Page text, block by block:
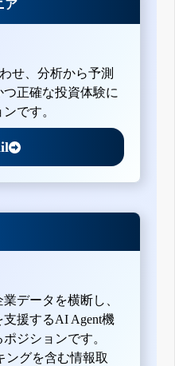
ア
せ、分析から予測
正確な投資体験に
です。
データを横断し、
援するAI Agent機
ジションです。
ングを含む情報取